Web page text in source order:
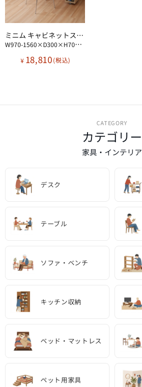
ミニム キャビネットスウィングデスク
W970-1560×D300×H700mm
¥ 18,810
CATEGORY
カテゴリー
家具・インテリア
デスク
テーブル
ソファ・ベンチ
キッチン収納
ベッド・マットレス
ペット用家具